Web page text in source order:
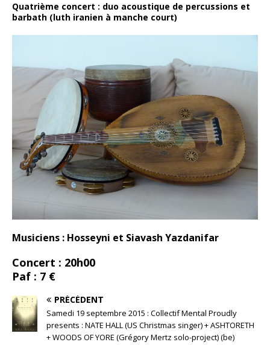
Quatrième concert : duo acoustique de percussions et
barbath (luth iranien à manche court)
Musiciens : Hosseyni et Siavash Yazdanifar
Concert : 20h00
Paf : 7 €
PRÉCÉDENT
Samedi 19 septembre 2015 : Collectif Mental Proudly
presents : NATE HALL (US Christmas singer) + ASHTORETH
+ WOODS OF YORE (Grégory Mertz solo-project) (be)